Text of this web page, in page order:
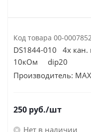
Код товара 00-
DS1844-010 4х
10кОм dip20
Производитель:
250 руб./шт
Нет в наличии